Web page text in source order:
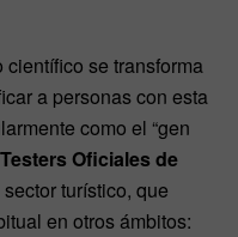
se transforma
a personas con esta
como el “gen
Testers Oficiales de
turístico, que
en otros ámbitos: